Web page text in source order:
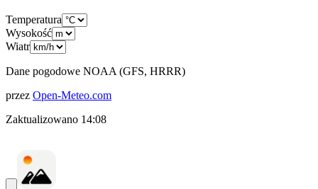
Temperatura
Wysokość
Wiatr
Dane pogodowe NOAA (GFS, HRRR)
przez Open-Meteo.com
Zaktualizowano 14:08